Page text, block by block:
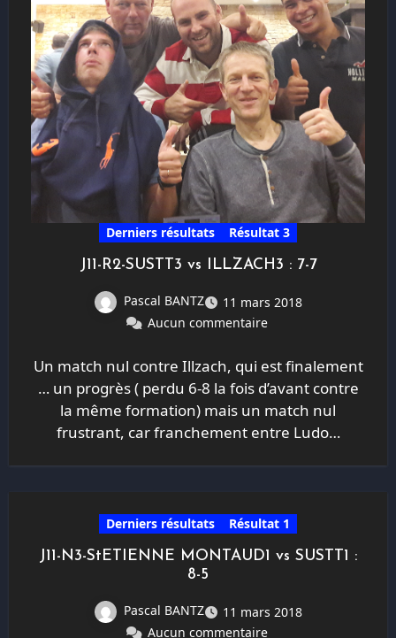
Derniers résultats Résultat 3
J11-R2-SUSTT3 vs ILLZACH3 : 7-7
Pascal BANTZ
11 mars 2018
Aucun commentaire
Un match nul contre Illzach, qui est finalement
… un progrès ( perdu 6-8 la fois d’avant contre
la même formation) mais un match nul
frustrant, car franchement entre Ludo…
Derniers résultats Résultat 1
J11-N3-StETIENNE MONTAUD1 vs SUSTT1 :
8-5
Pascal BANTZ
11 mars 2018
Aucun commentaire